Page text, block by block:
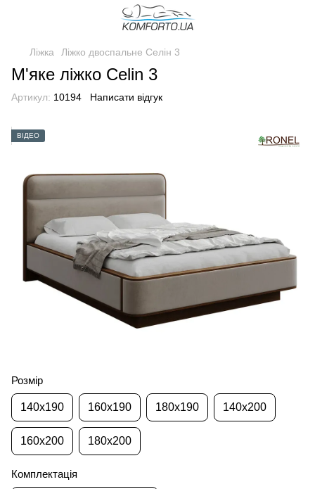
Ліжка Ліжко двоспальне Селін 3
М'яке ліжко Celin 3
Артикул: 10194 Написати відгук
ВІДЕО
Розмір
140x190 160x190 180x190 140x200
160x200 180x200
Комплектація